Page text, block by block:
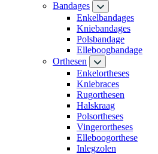
Bandages
Enkelbandages
Kniebandages
Polsbandage
Elleboogbandage
Orthesen
Enkelortheses
Kniebraces
Rugorthesen
Halskraag
Polsortheses
Vingerortheses
Elleboogorthese
Inlegzolen